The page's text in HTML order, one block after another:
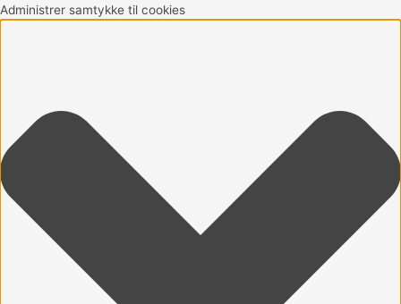
Administrer samtykke til cookies
Funktionsdygtig
Præferencer
Statistikker
Marketing
Gå